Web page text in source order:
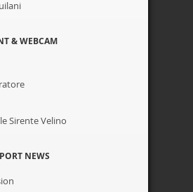
& WEBCAM
Sirente Velino
NEWS